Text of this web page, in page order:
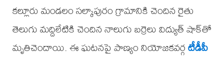
కల్లూరు మండలం సల్కాపురం గ్రామానికి చెందిన రైతు
తెలుగు మద్దిలేటికి చెందిన నాలుగు బర్రెలు విద్యుత్ షాక్‌తో
మృతిచెందాయి. ఈ ఘటనపై పాణ్యం నియోజకవర్గటీడీపీ